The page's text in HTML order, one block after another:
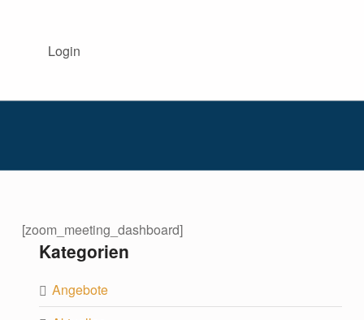
Login
[zoom_meeting_dashboard]
Kategorien
Angebote